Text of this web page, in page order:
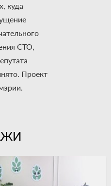
куда
СТО,
Проект